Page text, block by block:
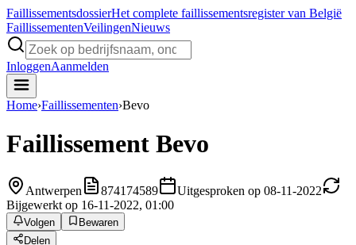
FaillissementsdossierHet complete faillissementsregister van België
FaillissementenVeilingenNieuws
InloggenAanmelden
Home›Faillissementen›Bevo
Faillissement Bevo
Antwerpen 874174589
Uitgesproken op 08-11-2022
Bijgewerkt op 16-11-2022, 01:00
Volgen
Bewaren
Delen